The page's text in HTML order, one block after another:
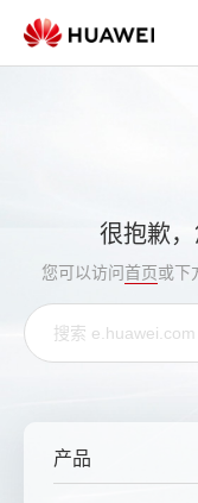
很抱歉
您可以访问首页或下
产品